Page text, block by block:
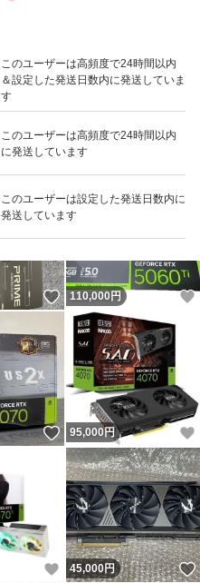
このユーザーは高頻度で24時間以内
＆設定した発送日数内に発送していま
す
このユーザーは高頻度で24時間以内
に発送しています
このユーザーは設定した発送日数内に
発送しています
いいね！
98,700
いいね！
110,000 円
いいね！
95,000 円
いいね！
45,000円